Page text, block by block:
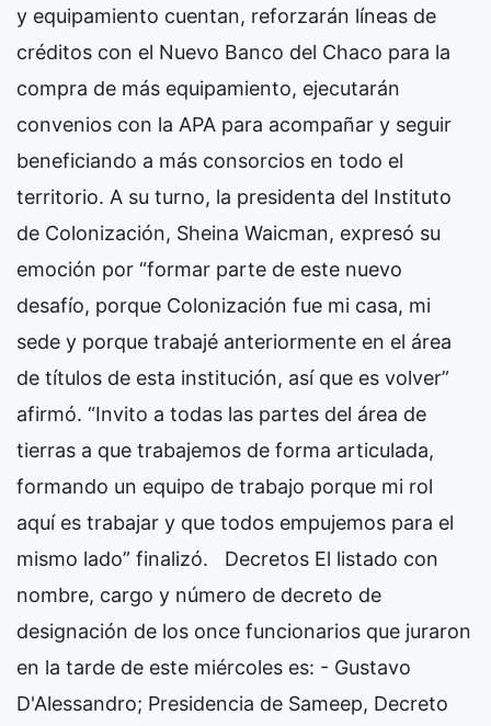
y equipamiento cuentan, reforzarán líneas de
créditos con el Nuevo Banco del Chaco para la
compra de más equipamiento, ejecutarán
convenios con la APA para acompañar y seguir
beneficiando a más consorcios en todo el
territorio. A su turno, la presidenta del Instituto
de Colonización, Sheina Waicman, expresó su
emoción por “formar parte de este nuevo
desafío, porque Colonización fue mi casa, mi
sede y porque trabajé anteriormente en el área
de títulos de esta institución, así que es volver”
afirmó. “Invito a todas las partes del área de
tierras a que trabajemos de forma articulada,
formando un equipo de trabajo porque mi rol
aquí es trabajar y que todos empujemos para el
mismo lado” finalizó.
Decretos El listado con
nombre, cargo y número de decreto de
designación de los once funcionarios que juraron
en la tarde de este miércoles es: - Gustavo
D'Alessandro; Presidencia de Sameep, Decreto